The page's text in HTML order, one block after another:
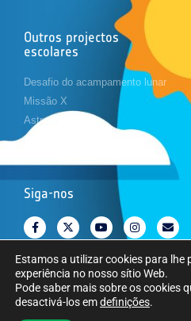
Outros projectos
escolares
Desafio do acampamento lunar
Missão X
Astropi
Cansat
Siga-nos
Copyright © Agência Espacial Europeia.
Estamos a utilizar cookies para lhe
experiência no nosso sítio Web.
Pode saber mais sobre os cookies
desactivá-los emdefinições.